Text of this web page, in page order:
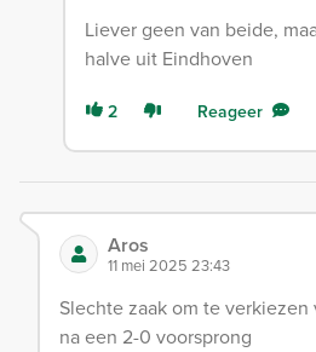
Liever geen van beide,
halve uit Eindhoven
2 Reageer
Aros
11 mei 2025 23:43
Slechte zaak om te
na een 2-0 voorsprong